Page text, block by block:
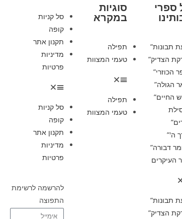
ספרי
תבונות”
הצדיק”
הכוזרי”
הגולה”
החיים”
ה'”
דבורה”
העיקרים
תבונות”
הצדיק”
סוגיות
במקרא
תפילה
טעמי המצוות
תפילה
טעמי המצוות
סל קניות
קופה
תקנון אתר
מדיניות
פרטיות
סל קניות
קופה
תקנון אתר
מדיניות
פרטיות
להרשמה לרשימת
התפוצה